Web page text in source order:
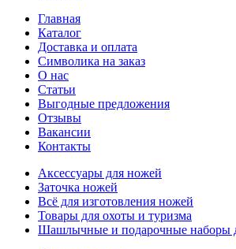
Главная
Каталог
Доставка и оплата
Символика на заказ
О нас
Статьи
Выгодные предложения
Отзывы
Вакансии
Контакты
Аксессуары для ножей
Заточка ножей
Всё для изготовления ножей
Товары для охоты и туризма
Шашлычные и подарочные наборы